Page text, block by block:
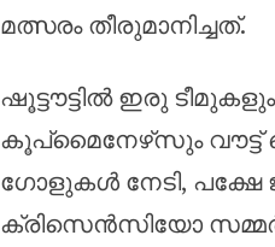
മത്സരം തീരുമാനിച്ചത്.
ഷൂട്ടൗട്ടിൽ ഇരു
കൂപ്‌മൈനേഴ്‌സും വൗട്ട്
ഗോളുകൾ നേടി, പക്ഷേ
ക്രിസെൻസിയോ